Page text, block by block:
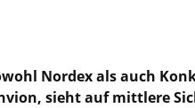
Nordex als auch
sieht auf mittlere